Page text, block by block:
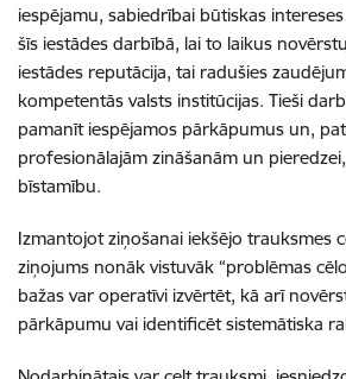
iespējamu, sabiedrībai būtiskas
šīs iestādes darbībā, lai to laikus
iestādes reputācija, tai radušies
kompetentās valsts institūcijas. Tieši
pamanīt iespējamos pārkāpumus un,
profesionālajām zināšanām un
bīstamību.
Izmantojot ziņošanai iekšējo trauksmes
ziņojums nonāk vistuvāk “problēmas
bažas var operatīvi izvērtēt, kā arī
pārkāpumu vai identificēt sistemātiska